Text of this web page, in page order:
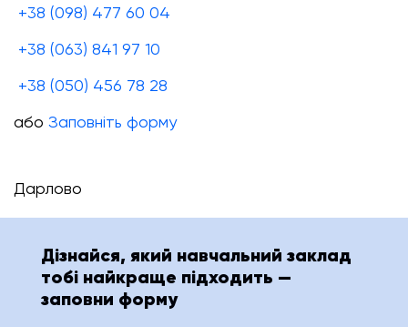
+38 (098) 477 60 04
+38 (063) 841 97 10
+38 (050) 456 78 28
або Заповніть форму
Дарлово
Дізнайся, який навчальний заклад
тобі найкраще підходить —
заповни форму